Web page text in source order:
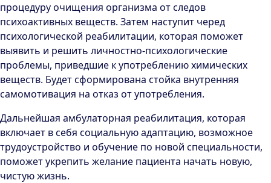
процедуру очищения организма от следов
психоактивных веществ. Затем наступит черед
психологической реабилитации, которая поможет
выявить и решить личностно-психологические
проблемы, приведшие к употреблению химических
веществ. Будет сформирована стойка внутренняя
самомотивация на отказ от употребления.
Дальнейшая амбулаторная реабилитация, которая
включает в себя социальную адаптацию, возможное
трудоустройство и обучение по новой специальности,
поможет укрепить желание пациента начать новую,
чистую жизнь.